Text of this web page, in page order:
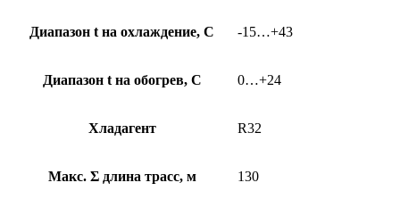
Диапазон t на охлаждение, С -15…+43
Диапазон t на обогрев, С 0…+24
Хладагент R32
Макс. Σ длина трасс, м 130